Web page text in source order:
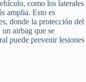
como los laterales
amplia. Esto es
donde la protección del
airbag que se
puede prevenir lesiones